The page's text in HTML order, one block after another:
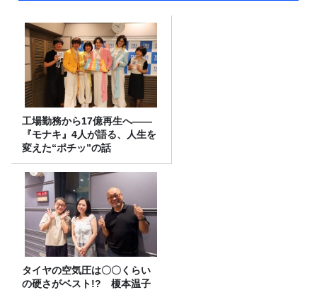
工場勤務から17億再生へ——
『モナキ』4人が語る、人生を
変えた“ポチッ”の話
タイヤの空気圧は〇〇くらい
の硬さがベスト!? 榎本温子